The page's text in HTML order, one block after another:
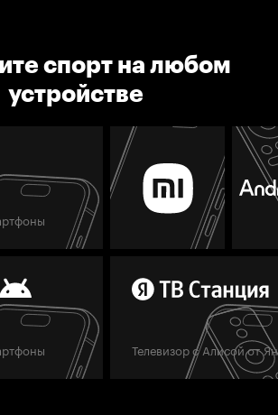
спорт на любом
устройстве
Телевизор с Алисой от